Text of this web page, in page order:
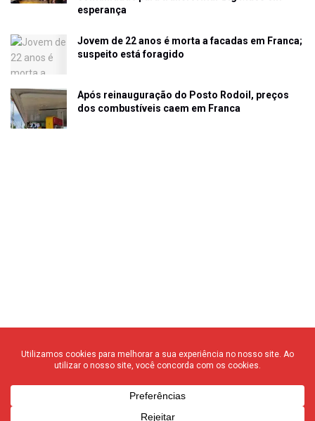
esperança
Jovem de 22 anos é morta a facadas em Franca;
suspeito está foragido
Após reinauguração do Posto Rodoil, preços
dos combustíveis caem em Franca
© 2020 F3 Notícias – Todos os direitos reservados